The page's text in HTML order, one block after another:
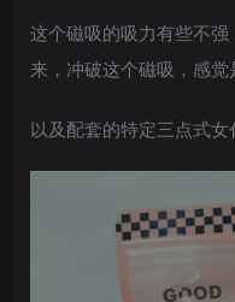
这个磁吸的吸力有些不
来，冲破这个磁吸，感
以及配套的特定三点式